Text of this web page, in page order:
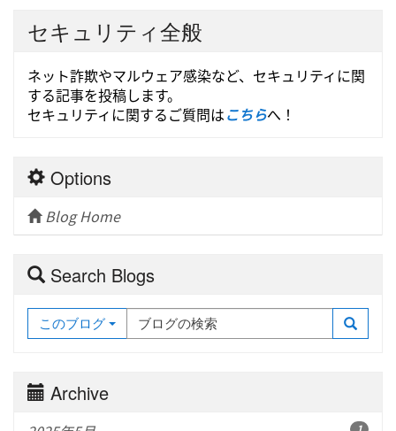
セキュリティ全般
ネット詐欺やマルウェア感染など、セキュリティに関
する記事を投稿します。
セキュリティに関するご質問はこちらへ！
Options
Blog Home
Search Blogs
このブログ
Archive